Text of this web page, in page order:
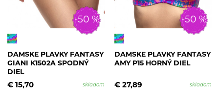
-50 %
DÁMSKE PLAVKY FANTASY
GIANI K1502A SPODNÝ
DIEL
€ 15,70
skladom
-50 %
DÁMSKE PLAVKY FANTASY
AMY P15 HORNÝ DIEL
€ 27,89 skladom